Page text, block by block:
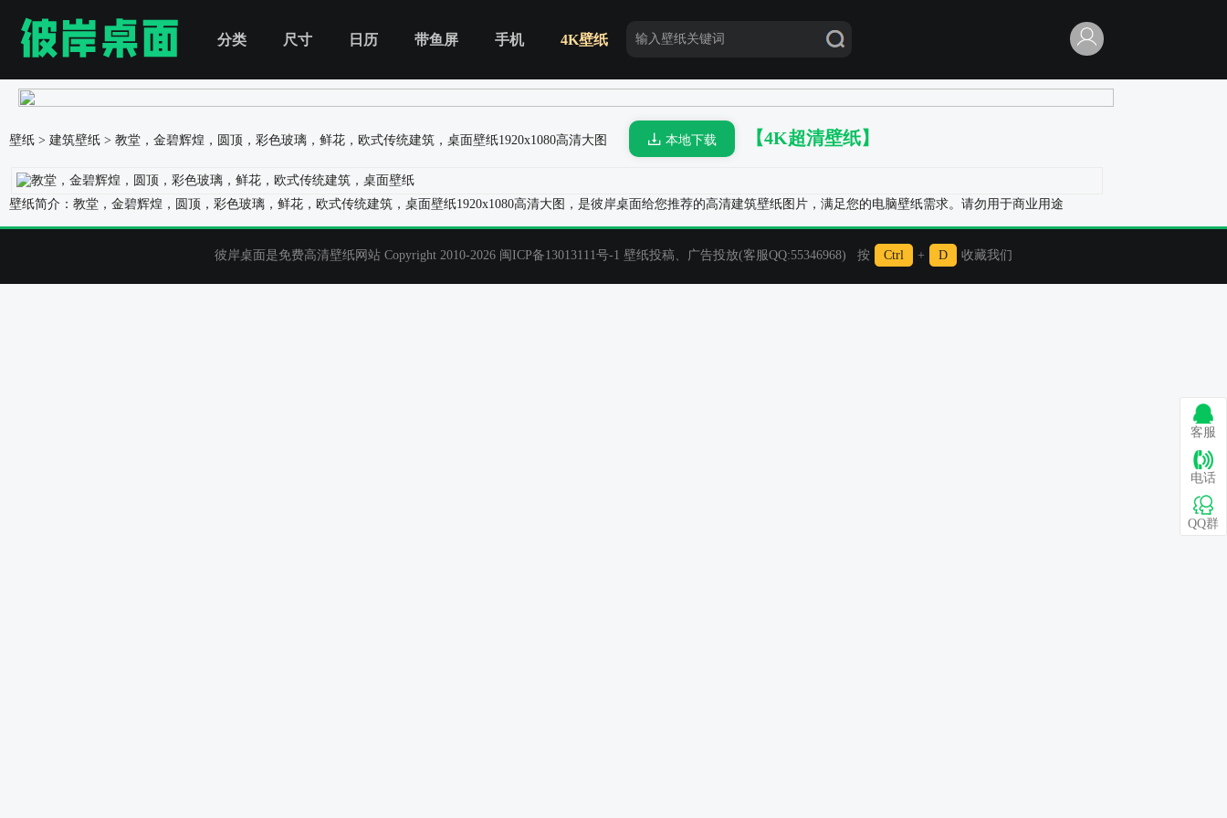
分类 尺寸 日历 带鱼屏 手机 4K壁纸
壁纸 > 建筑壁纸 > 教堂，金碧辉煌，圆顶，彩色玻璃，鲜花，欧式传统建筑，桌面壁纸1920x1080高清大图 本地下载 【4K超清壁纸】
壁纸简介：教堂，金碧辉煌，圆顶，彩色玻璃，鲜花，欧式传统建筑，桌面壁纸1920x1080高清大图，是彼岸桌面给您推荐的高清建筑壁纸图片，满足您的电脑壁纸需求。请勿用于商业用途
彼岸桌面是免费高清壁纸网站 Copyright 2010-2026 闽ICP备13013111号-1 壁纸投稿、广告投放(客服QQ:55346968) 按 Ctrl + D 收藏我们
客服
电话
QQ群